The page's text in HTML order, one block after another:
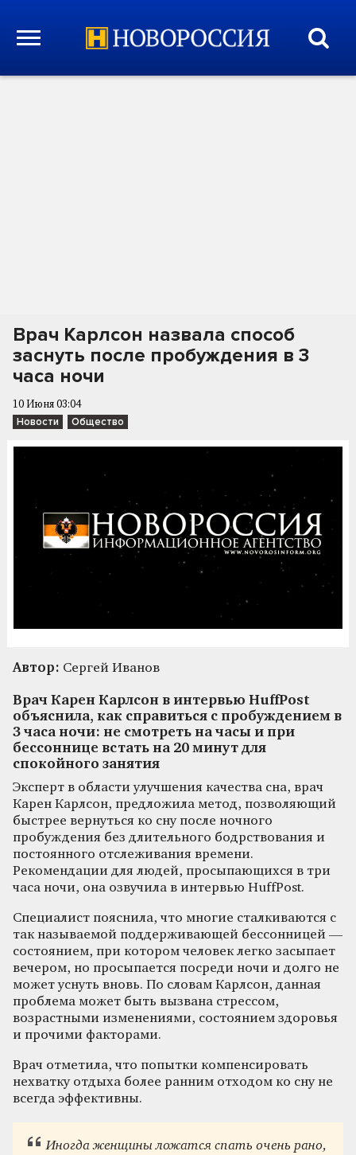
Врач Карлсон назвала способ
заснуть после пробуждения в 3
часа ночи
10 Июня 03:04
Новости Общество
Автор: Сергей Иванов
Врач Карен Карлсон в интервью HuffPost
объяснила, как справиться с пробуждением в
3 часа ночи: не смотреть на часы и при
бессоннице встать на 20 минут для
спокойного занятия
Эксперт в области улучшения качества сна, врач
Карен Карлсон, предложила метод, позволяющий
быстрее вернуться ко сну после ночного
пробуждения без длительного бодрствования и
постоянного отслеживания времени.
Рекомендации для людей, просыпающихся в три
часа ночи, она озвучила в интервью HuffPost.
Специалист пояснила, что многие сталкиваются с
так называемой поддерживающей бессонницей —
состоянием, при котором человек легко засыпает
вечером, но просыпается посреди ночи и долго не
может уснуть вновь. По словам Карлсон, данная
проблема может быть вызвана стрессом,
возрастными изменениями, состоянием здоровья
и прочими факторами.
Врач отметила, что попытки компенсировать
нехватку отдыха более ранним отходом ко сну не
всегда эффективны.
Иногда женщины ложатся спать очень рано,